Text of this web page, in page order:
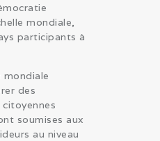
mondiale,
participants à
des
soumises aux
au niveau